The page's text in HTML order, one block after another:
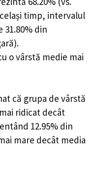
timp, intervalul
31.80% din
o vârstă medie mai
că grupa de vârstă
ridicat decât
12.95% din
mare decât media